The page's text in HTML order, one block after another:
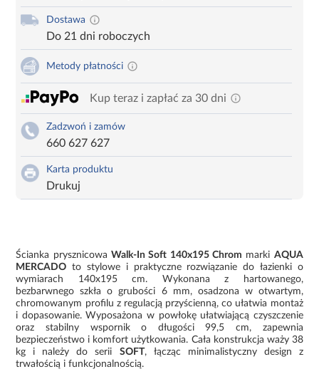
Dostawa
Do 21 dni roboczych
Metody płatności
Kup teraz i zapłać za 30 dni
Zadzwoń i zamów
660 627 627
Karta produktu
Drukuj
Ścianka prysznicowaWalk-In Soft 140x195 Chrom marki AQUA
MERCADO to stylowe i praktyczne rozwiązanie do łazienki o
wymiarach 140x195 cm. Wykonana z hartowanego,
bezbarwnego szkła o grubości 6 mm, osadzona w otwartym,
chromowanym profilu z regulacją przyścienną, co ułatwia montaż
i dopasowanie. Wyposażona w powłokę ułatwiającą czyszczenie
oraz stabilny wspornik o długości 99,5 cm, zapewnia
bezpieczeństwo i komfort użytkowania. Cała konstrukcja waży 38
kg i należy do serii SOFT, łącząc minimalistyczny design z
trwałością i funkcjonalnością.